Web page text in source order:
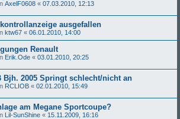
AxelF0608 « 07.03.2010, 12:13
ausgefallen
ktw67 « 06.01.2010, 14:00
Renault
Erik.Ode « 03.01.2010, 20:25
Bjh. 2005 Springt schlecht/nicht an
RCLIOB « 02.01.2010, 15:49
am Megane Sportcoupe?
Lil-SunShine « 15.11.2009, 16:16